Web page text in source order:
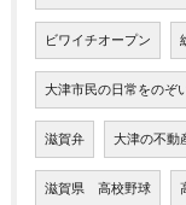
ビワイチオープン
大津市民の日常をのぞ
滋賀弁 大津の不動
滋賀県 高校野球